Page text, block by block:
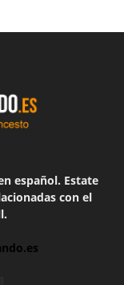
español. Estate
con el